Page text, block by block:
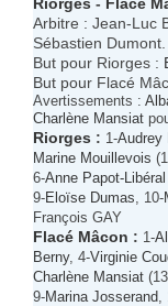
Arbitre : Jean-Luc
Sébastien Dumont.
But pour Riorges :
But pour Flacé
Avertissements :
Charlène Mansiat
Riorges : 1-Audrey
Marine Mouillevois
6-Anne Papot-Libéral
9-Eloïse Dumas , 10-
François GAY
Flacé Mâcon : 1-
Berny, 4-Virginie
Charlène Mansiat
9-Marina Josserand